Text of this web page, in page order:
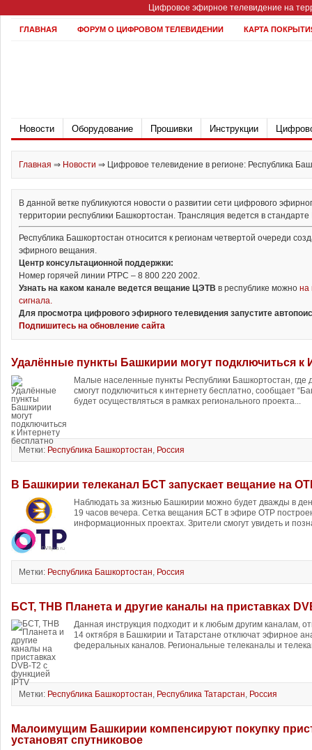
Цифровое эфирное телевидение на
ГЛАВНАЯ ФОРУМ О ЦИФРОВОМ ТЕЛЕВИДЕНИИ КАРТА
Новости Оборудование Прошивки Инструкции
Главная ⇒ Новости ⇒ Цифровое телевидение в регионе: Республика
В данной ветке публикуются новости о развитии сети цифрового
территории республики Башкортостан. Трансляция ведется в стандарте
Республика Башкортостан относится к регионам четвертой очереди
эфирного вещания.
Центр консультационной поддержки:
Номер горячей линии РТРС – 8 800 220 2002.
Узнать на каком канале ведется вещание ЦЭТВ в республике можно на
сигнала.
Для просмотра цифрового эфирного телевидения запустите
Подпишитесь на обновление сайта
Удалённые пункты Башкирии могут подключиться к
Малые населенные пункты Республики Башкортостан, где
смогут подключиться к интернету бесплатно, сообщает
будет осуществляться в рамках регионального проекта...
Метки: Республика Башкортостан, Россия
В Башкирии телеканал БСТ запускает вещание на
Наблюдать за жизнью Башкирии можно будет дважды в
19 часов вечера. Сетка вещания БСТ в эфире ОТР
информационных проектах. Зрители смогут увидеть и
Метки: Республика Башкортостан, Россия
БСТ, ТНВ Планета и другие каналы на приставках
Данная инструкция подходит и к любым другим каналам,
14 октября в Башкирии и Татарстане отключат эфирное
федеральных каналов. Региональные телеканалы и
Метки: Республика Башкортостан, Республика Татарстан, Россия
Малоимущим Башкирии компенсируют покупку
установят спутниковое